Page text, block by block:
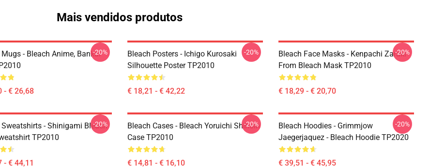
Mais vendidos produtos
- Bleach Anime, Bankai
- € 26,68
-20%
Bleach Posters - Ichigo Kurosaki
Silhouette Poster TP2010
€ 18,21 - € 42,22
-20%
Bleach Face Masks - Kenpachi Zaraki
From Bleach Mask TP2010
€ 18,29 - € 20,70
-20%
Sweatshirts - Shinigami Bleach
TP2010
- € 44,11
-20%
Bleach Cases - Bleach Yoruichi Shihoin
Case TP2010
€ 14,81 - € 16,10
-20%
Bleach Hoodies - Grimmjow
Jaegerjaquez - Bleach Hoodie TP2020
€ 39,51 - € 45,95
-20%